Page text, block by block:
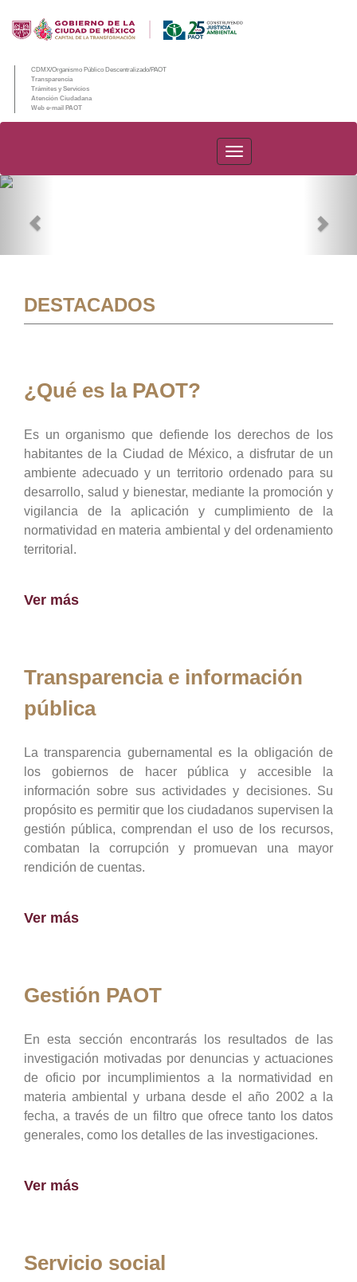
CDMX/Organismo Público Descentralizado/PAOT
Transparencia
Trámites y Servicios
Atención Ciudadana
Web e-mail PAOT
PAOT
DESTACADOS
¿Qué es la PAOT?
Es un organismo que defiende los derechos de los
habitantes de la Ciudad de México, a disfrutar de un
ambiente adecuado y un territorio ordenado para su
desarrollo, salud y bienestar, mediante la promoción y
vigilancia de la aplicación y cumplimiento de la
normatividad en materia ambiental y del ordenamiento
territorial.
Ver más
Transparencia e información
pública
La transparencia gubernamental es la obligación de
los gobiernos de hacer pública y accesible la
información sobre sus actividades y decisiones. Su
propósito es permitir que los ciudadanos supervisen la
gestión pública, comprendan el uso de los recursos,
combatan la corrupción y promuevan una mayor
rendición de cuentas.
Ver más
Gestión PAOT
En esta sección encontrarás los resultados de las
investigación motivadas por denuncias y actuaciones
de oficio por incumplimientos a la normatividad en
materia ambiental y urbana desde el año 2002 a la
fecha, a través de un filtro que ofrece tanto los datos
generales, como los detalles de las investigaciones.
Ver más
Servicio social